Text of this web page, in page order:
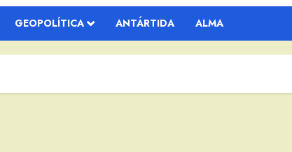
GEOPOLÍTICA ANTÁRTIDA ALMA